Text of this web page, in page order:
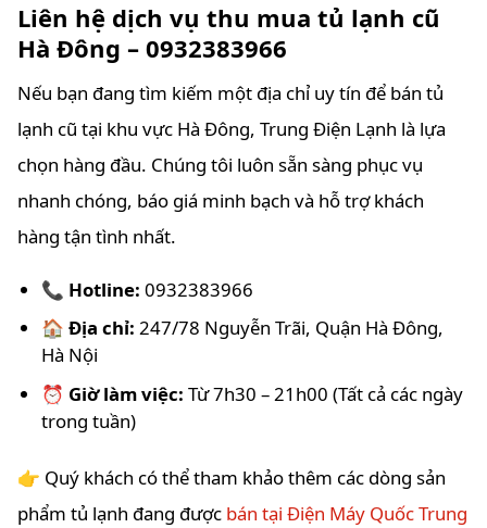
Liên hệ dịch vụ thu mua tủ lạnh cũ
Hà Đông – 0932383966
Nếu bạn đang tìm kiếm một địa chỉ uy tín để bán tủ
lạnh cũ tại khu vực Hà Đông, Trung Điện Lạnh là lựa
chọn hàng đầu. Chúng tôi luôn sẵn sàng phục vụ
nhanh chóng, báo giá minh bạch và hỗ trợ khách
hàng tận tình nhất.
📞 Hotline: 0932383966
🏠 Địa chỉ: 247/78 Nguyễn Trãi, Quận Hà Đông,
Hà Nội
⏰ Giờ làm việc: Từ 7h30 – 21h00 (Tất cả các ngày
trong tuần)
👉 Quý khách có thể tham khảo thêm các dòng sản
phẩm tủ lạnh đang được bán tại Điện Máy Quốc Trung